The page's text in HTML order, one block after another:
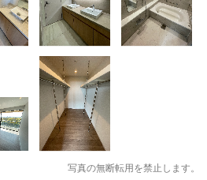
写真の無断転用を禁止します。